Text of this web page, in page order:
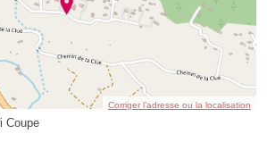
Corriger l’adresse ou la localisation
Coupe